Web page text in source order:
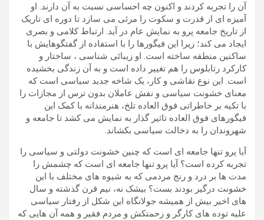
آن را تجربه کردند و اکنون چه احساسی نسبت به آن دارند. او
آمیزه ای از قدرت و سکوت را مرئی می سازد تا دوره ای تاریک
از تاریخ جامعه پرو به نمایش عام در آید. ارتباط کلامی و بصری
ایجاد می کند؛ زیرا این فیگورها را با استفاده از گفتگوهایش با
ساکنین منطقه ساخته است. او زیبائی شناسی ، ساختار و
کارکرد رتابلوس را هم تغییر داده است و به آن زندگی بخشیده
است. این نوع نقاشی و کار، یک شاخه جدید سیاسی است که
معنای خشونت سیاسی و نفش عاملان بدون ترس از مجازات را
با تکیه بر خاطراتی فوق العاده تلخ، هنرمندانه با کمک این
فیگورهای فوق العاده تاثیر گذار به نمایش می کشد تا جامعه و
شهروندان را به دخالت سیاسی بکشاند.
آیا پرو تنها جامعه ای است که چنین خشونت دولتی و سیاسی را
تجربه کرده است؟ آیا پرو تنها جامعه ای است که چشمش را
مدت ها بر درد و رنج مردمی که به شیوه های مختلف با این
خشونت درگیر بودند بست؟ بیشک نه، نیم قرن گذشته و سال
های اخیر بیش از همیشه جولانگاه این شکل از رفتار سیاسی
علیه توده های کارگر و زحمتکش و مردم فقیر و همه آن هایی که